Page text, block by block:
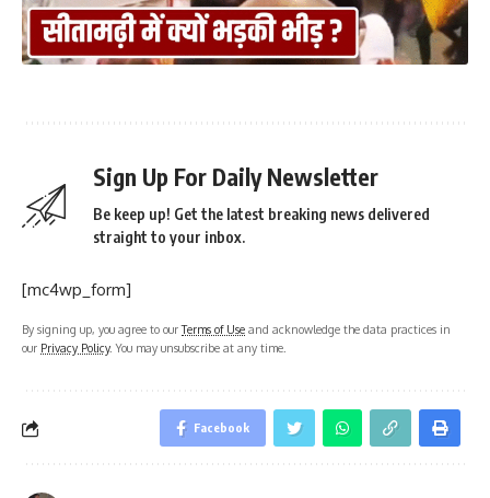
Sign Up For Daily Newsletter
Be keep up! Get the latest breaking news delivered
straight to your inbox.
[mc4wp_form]
By signing up, you agree to ourTerms of Use and acknowledge the data practices in
our Privacy Policy. You may unsubscribe at any time.
Facebook